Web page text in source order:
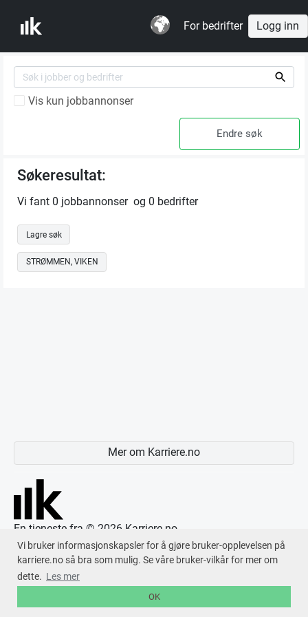
Vi bruker informasjonskapsler for å gjøre bruker-opplevelsen på
karriere.no så bra som mulig. Se våre bruker-vilkår for mer om
dette. Les mer
OK
For bedrifter Logg inn
Vis kun jobbannonser
Søkeresultat:
Vi fant 0 jobbannonser og 0 bedrifter
Lagre søk
STRØMMEN, VIKEN
Mer om Karriere.no
En tjeneste fra © 2026 Karriere.no